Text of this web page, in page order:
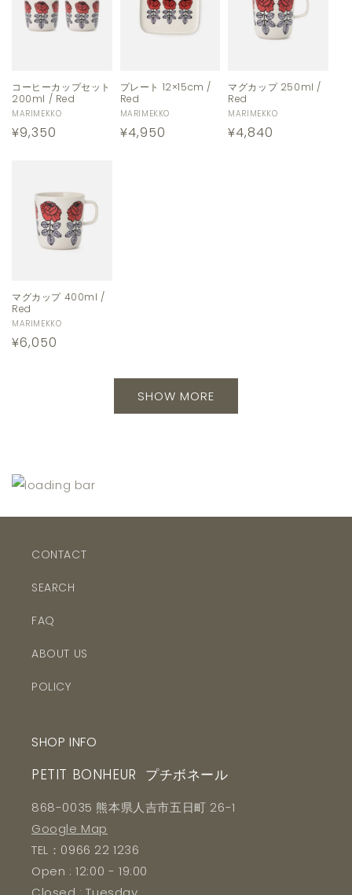
コーヒーカップセット
200ml / Red
販
売
MARIMEKKO
通
¥9,350
プレート 12×15cm /
Red
販
売
MARIMEKKO
通
¥4,950
マグカップ 250ml /
Red
販
売
MARIMEKKO
通
¥4,840
マグカップ 400ml /
Red
販
売
MARIMEKKO
通
¥6,050
SHOW MORE
CONTACT
SEARCH
FAQ
ABOUT US
POLICY
SHOP INFO
PETIT BONHEUR プチボネール
868-0035 熊本県人吉市五日町 26-1
Google Map
TEL：0966 22 1236
Open : 12:00 - 19:00